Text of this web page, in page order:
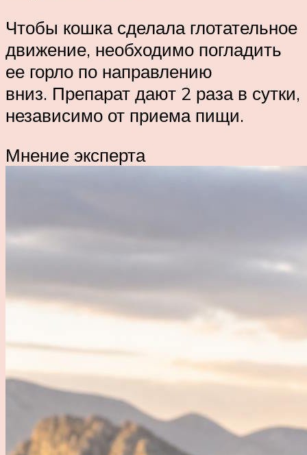
Чтобы кошка сделала глотательное
движение, необходимо погладить
ее горло по направлению
вниз. Препарат дают 2 раза в сутки,
независимо от приема пищи.
Мнение эксперта